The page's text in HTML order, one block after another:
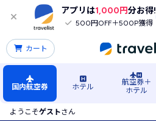
アプリは1,000円分お得!
500円OFF＋500P獲得
カート
国内航空券 ホテル
航空券＋
ホテル
ようこそゲストさん